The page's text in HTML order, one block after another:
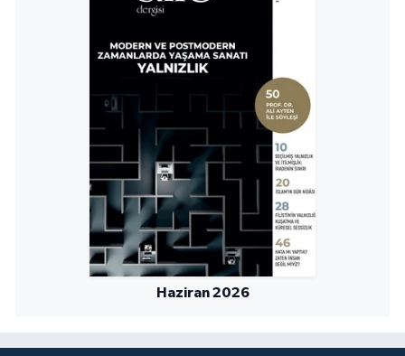
Haziran 2026
Kayseri Müftülüğü
Kilis Müftülüğü
Kırıkkale Müftülüğü
Kırklareli Müftülüğü
Kırşehir Müftülüğü
Kocaeli Müftülüğü
Konya Müftülüğü